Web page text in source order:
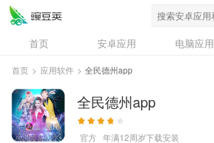
首页 安卓应用 电脑应用
资讯
专题
问答
首页 > 应用软件 > 全民德州app
全民德州app
官方 年满12周岁下载安装